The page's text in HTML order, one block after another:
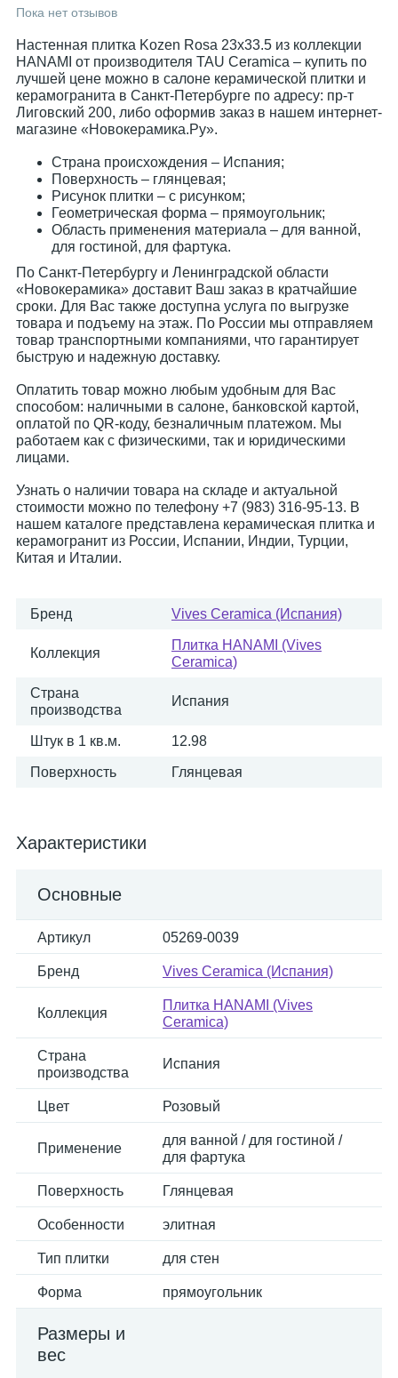
Пока нет отзывов
Настенная плитка Kozen Rosa 23x33.5 из коллекции
HANAMI от производителя TAU Ceramica – купить по
лучшей цене можно в салоне керамической плитки и
керамогранита в Санкт-Петербурге по адресу: пр-т
Лиговский 200, либо оформив заказ в нашем интернет-
магазине «Новокерамика.Ру».
Страна происхождения – Испания;
Поверхность – глянцевая;
Рисунок плитки – с рисунком;
Геометрическая форма – прямоугольник;
Область применения материала – для ванной,
для гостиной, для фартука.
По Санкт-Петербургу и Ленинградской области
«Новокерамика» доставит Ваш заказ в кратчайшие
сроки. Для Вас также доступна услуга по выгрузке
товара и подъему на этаж. По России мы отправляем
товар транспортными компаниями, что гарантирует
быструю и надежную доставку.
Оплатить товар можно любым удобным для Вас
способом: наличными в салоне, банковской картой,
оплатой по QR-коду, безналичным платежом. Мы
работаем как с физическими, так и юридическими
лицами.
Узнать о наличии товара на складе и актуальной
стоимости можно по телефону +7 (983) 316-95-13. В
нашем каталоге представлена керамическая плитка и
керамогранит из России, Испании, Индии, Турции,
Китая и Италии.
Бренд Vives Ceramica (Испания)
Коллекция
Плитка HANAMI (Vives
Ceramica)
Страна
производства
Испания
Штук в 1 кв.м. 12.98
Поверхность Глянцевая
Характеристики
Основные
Артикул 05269-0039
Бренд Vives Ceramica (Испания)
Коллекция
Плитка HANAMI (Vives
Ceramica)
Страна
производства
Испания
Цвет Розовый
Применение
для ванной / для гостиной /
для фартука
Поверхность Глянцевая
Особенности элитная
Тип плитки для стен
Форма прямоугольник
Размеры и
вес